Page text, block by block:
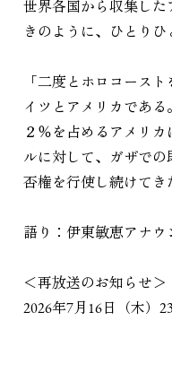
世界各国から収集した
きのように、ひとり
「二度とホロコース
イツとアメリカであ
２％を占めるアメリ
ルに対して、ガザで
否権を行使し続けてき
語り：伊東敏恵アナウ
＜再放送のお知らせ＞
2026年7月16日（木）